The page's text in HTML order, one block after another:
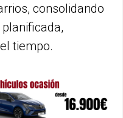
consolidando
tiempo.